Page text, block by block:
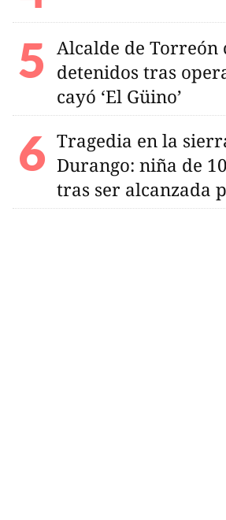
Alcalde de Torreón
detenidos tras
cayó ‘El Güino’
Tragedia en la
Durango: niña de
tras ser alcanzada